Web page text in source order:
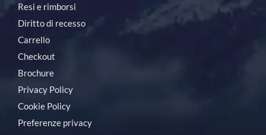
Resi e rimborsi
Diritto di recesso
Carrello
Checkout
Brochure
Privacy Policy
Cookie Policy
Preferenze privacy